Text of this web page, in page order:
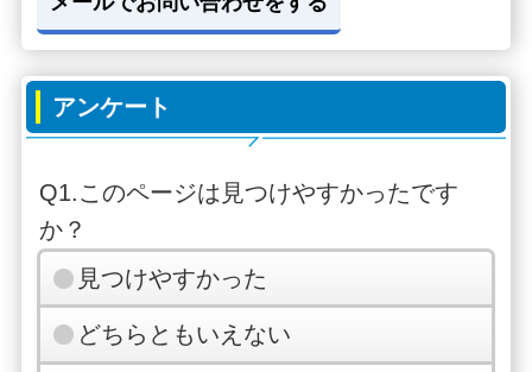
アンケート
Q1.このページは見つけやすかったです
か？
見つけやすかった
どちらともいえない